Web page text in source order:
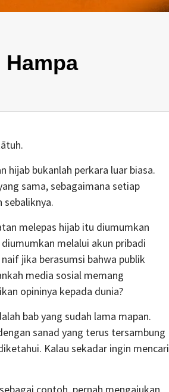
bukanlah perkara luar biasa.
sama, sebagaimana setiap
sebaliknya.
melepas hijab itu diumumkan
melalui akun pribadi
jika berasumsi bahwa publik
media sosial memang
opininya kepada dunia?
bab yang sudah lama mapan.
sanad yang terus tersambung
Kalau sekadar ingin mencari